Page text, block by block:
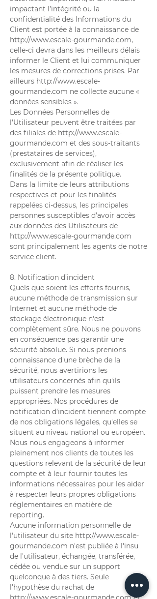
impactant l’intégrité ou la
confidentialité des Informations du
Client est portée à la connaissance de
http://www.escale-gourmande.com,
celle-ci devra dans les meilleurs délais
informer le Client et lui communiquer
les mesures de corrections prises. Par
ailleurs http://www.escale-
gourmande.com ne collecte aucune «
données sensibles ».
Les Données Personnelles de
l’Utilisateur peuvent être traitées par
des filiales de http://www.escale-
gourmande.com et des sous-traitants
(prestataires de services),
exclusivement afin de réaliser les
finalités de la présente politique.
Dans la limite de leurs attributions
respectives et pour les finalités
rappelées ci-dessus, les principales
personnes susceptibles d’avoir accès
aux données des Utilisateurs de
http://www.escale-gourmande.com
sont principalement les agents de notre
service client.
8. Notification d’incident
Quels que soient les efforts fournis,
aucune méthode de transmission sur
Internet et aucune méthode de
stockage électronique n'est
complètement sûre. Nous ne pouvons
en conséquence pas garantir une
sécurité absolue. Si nous prenions
connaissance d'une brèche de la
sécurité, nous avertirions les
utilisateurs concernés afin qu'ils
puissent prendre les mesures
appropriées. Nos procédures de
notification d’incident tiennent compte
de nos obligations légales, qu'elles se
situent au niveau national ou européen.
Nous nous engageons à informer
pleinement nos clients de toutes les
questions relevant de la sécurité de leur
compte et à leur fournir toutes les
informations nécessaires pour les aider
à respecter leurs propres obligations
réglementaires en matière de
reporting.
Aucune information personnelle de
l'utilisateur du site http://www.escale-
gourmande.com n'est publiée à l'insu
de l'utilisateur, échangée, transférée,
cédée ou vendue sur un support
quelconque à des tiers. Seule
l'hypothèse du rachat de